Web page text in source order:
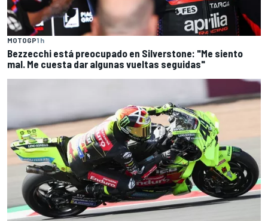
MOTOGP1 h
Bezzecchi está preocupado en Silverstone: "Me siento
mal. Me cuesta dar algunas vueltas seguidas"